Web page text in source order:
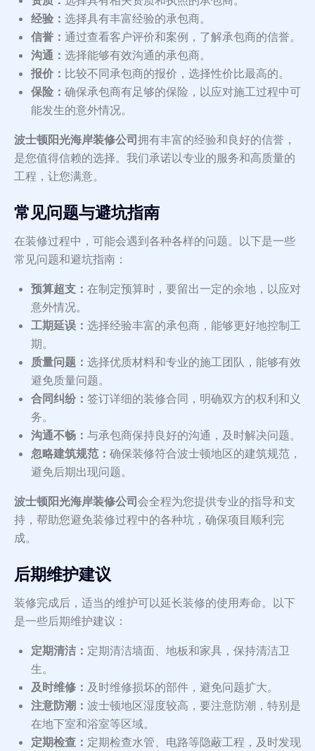
经验： 选择具有丰富经验的承包商。
信誉： 通过查看客户评价和案例，了解承包商的信誉。
沟通： 选择能够有效沟通的承包商。
报价： 比较不同承包商的报价，选择性价比最高的。
保险： 确保承包商有足够的保险，以应对施工过程中可
能发生的意外情况。
波士顿阳光海岸装修公司拥有丰富的经验和良好的信誉，
是您值得信赖的选择。我们承诺以专业的服务和高质量的
工程，让您满意。
常见问题与避坑指南
在装修过程中，可能会遇到各种各样的问题。以下是一些
常见问题和避坑指南：
预算超支： 在制定预算时，要留出一定的余地，以应对
意外情况。
工期延误： 选择经验丰富的承包商，能够更好地控制工
期。
质量问题： 选择优质材料和专业的施工团队，能够有效
避免质量问题。
合同纠纷： 签订详细的装修合同，明确双方的权利和义
务。
沟通不畅： 与承包商保持良好的沟通，及时解决问题。
忽略建筑规范： 确保装修符合波士顿地区的建筑规范，
避免后期出现问题。
波士顿阳光海岸装修公司会全程为您提供专业的指导和支
持，帮助您避免装修过程中的各种坑，确保项目顺利完
成。
后期维护建议
装修完成后，适当的维护可以延长装修的使用寿命。以下
是一些后期维护建议：
定期清洁： 定期清洁墙面、地板和家具，保持清洁卫
生。
及时维修： 及时维修损坏的部件，避免问题扩大。
注意防潮： 波士顿地区湿度较高，要注意防潮，特别是
在地下室和浴室等区域。
定期检查： 定期检查水管、电路等隐蔽工程，及时发现